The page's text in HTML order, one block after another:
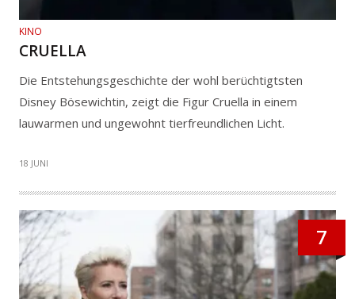
KINO
CRUELLA
Die Entstehungsgeschichte der wohl berüchtigtsten
Disney Bösewichtin, zeigt die Figur Cruella in einem
lauwarmen und ungewohnt tierfreundlichen Licht.
18 JUNI
7